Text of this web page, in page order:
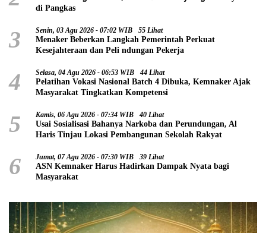
di Pangkas
3 Senin, 03 Agu 2026 - 07:02 WIB 55 Lihat
Menaker Beberkan Langkah Pemerintah Perkuat
Kesejahteraan dan Peli ndungan Pekerja
4 Selasa, 04 Agu 2026 - 06:53 WIB 44 Lihat
Pelatihan Vokasi Nasional Batch 4 Dibuka, Kemnaker Ajak
Masyarakat Tingkatkan Kompetensi
5 Kamis, 06 Agu 2026 - 07:34 WIB 40 Lihat
Usai Sosialisasi Bahanya Narkoba dan Perundungan, Al
Haris Tinjau Lokasi Pembangunan Sekolah Rakyat
6 Jumat, 07 Agu 2026 - 07:30 WIB 39 Lihat
ASN Kemnaker Harus Hadirkan Dampak Nyata bagi
Masyarakat